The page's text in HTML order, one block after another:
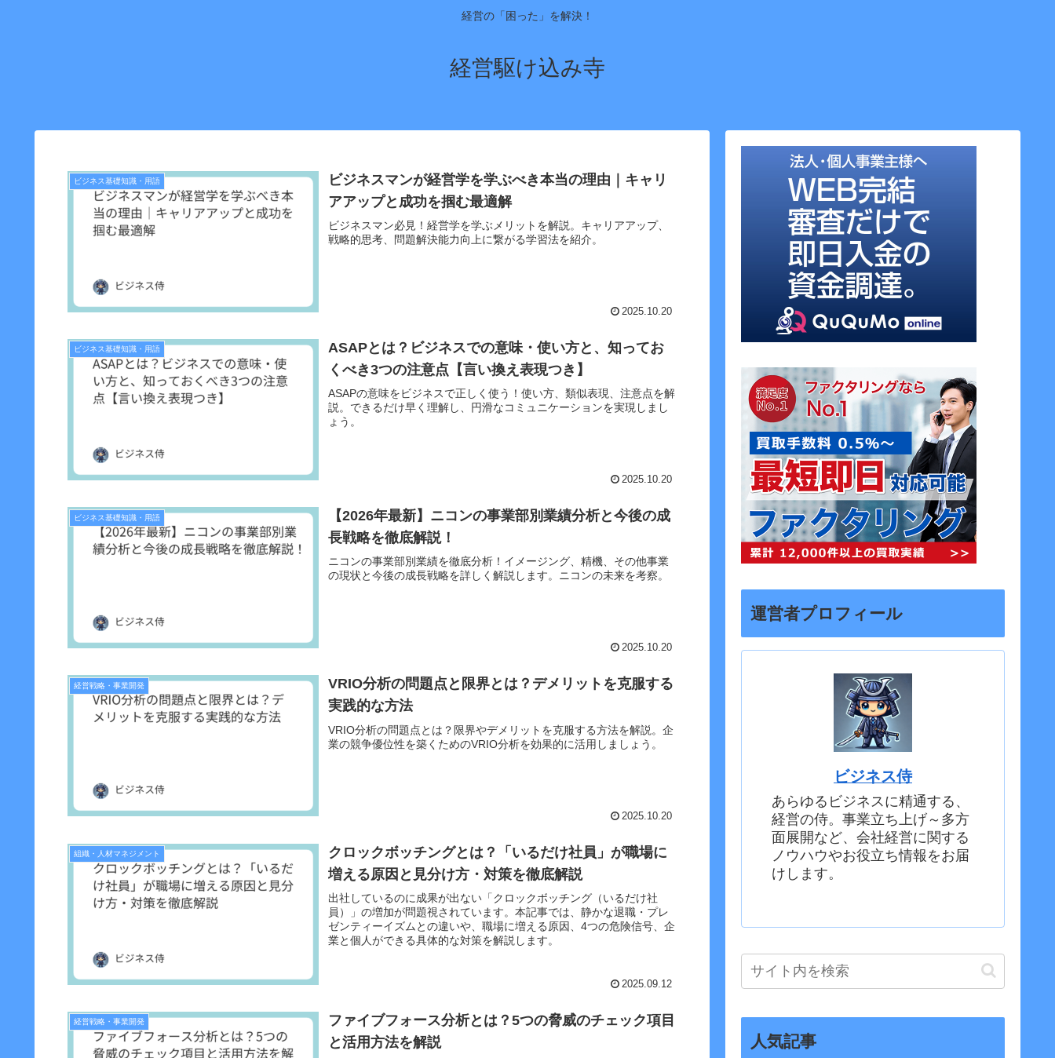
経営の「困った」を解決！
経営駆け込み寺
ビジネス基礎知識・用語
ビジネスマンが経営学を学ぶべき本当の理由｜キャリ
アアップと成功を掴む最適解
ビジネスマン必見！経営学を学ぶメリットを解説。キャリアアップ、
戦略的思考、問題解決能力向上に繋がる学習法を紹介。
2025.10.20
ビジネス基礎知識・用語
ASAPとは？ビジネスでの意味・使い方と、知ってお
くべき3つの注意点【言い換え表現つき】
ASAPの意味をビジネスで正しく使う！使い方、類似表現、注意点を解
説。できるだけ早く理解し、円滑なコミュニケーションを実現しまし
ょう。
2025.10.20
ビジネス基礎知識・用語
【2026年最新】ニコンの事業部別業績分析と今後の成
長戦略を徹底解説！
ニコンの事業部別業績を徹底分析！イメージング、精機、その他事業
の現状と今後の成長戦略を詳しく解説します。ニコンの未来を考察。
2025.10.20
経営戦略・事業開発
VRIO分析の問題点と限界とは？デメリットを克服する
実践的な方法
VRIO分析の問題点とは？限界やデメリットを克服する方法を解説。企
業の競争優位性を築くためのVRIO分析を効果的に活用しましょう。
2025.10.20
組織・人材マネジメント
クロックボッチングとは？「いるだけ社員」が職場に
増える原因と見分け方・対策を徹底解説
出社しているのに成果が出ない「クロックボッチング（いるだけ社
員）」の増加が問題視されています。本記事では、静かな退職・プレ
ゼンティーイズムとの違いや、職場に増える原因、4つの危険信号、企
業と個人ができる具体的な対策を解説します。
2025.09.12
経営戦略・事業開発
ファイブフォース分析とは？5つの脅威のチェック項目
と活用方法を解説
運営者プロフィール
ビジネス侍
あらゆるビジネスに精通する、
経営の侍。事業立ち上げ～多方
面展開など、会社経営に関する
ノウハウやお役立ち情報をお届
けします。
人気記事